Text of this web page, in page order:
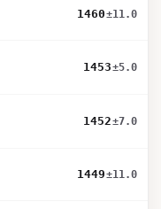
1460±11.0
1453±5.0
1452±7.0
1449±11.0